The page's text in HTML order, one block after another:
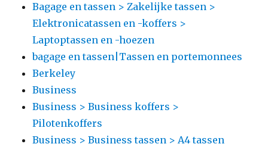
Bagage en tassen > Zakelijke tassen >
Elektronicatassen en -koffers >
Laptoptassen en -hoezen
bagage en tassen|Tassen en portemonnees
Berkeley
Business
Business > Business koffers >
Pilotenkoffers
Business > Business tassen > A4 tassen